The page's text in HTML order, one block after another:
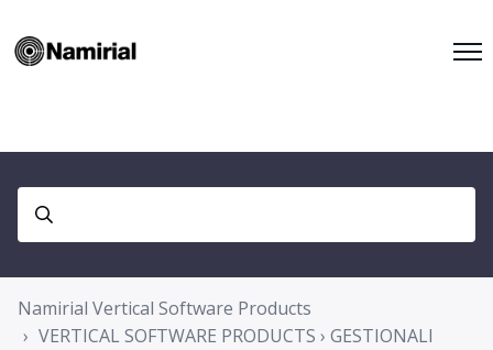
Namirial Vertical Software Products
VERTICAL SOFTWARE PRODUCTS › GESTIONALI